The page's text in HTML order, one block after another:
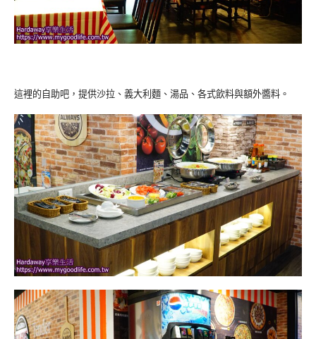
這裡的自助吧，提供沙拉、義大利麵、湯品、各式飲料與額外醬料。